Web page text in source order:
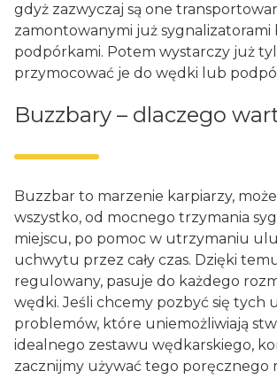
gdyż zazwyczaj są one
zamontowanymi już sygnalizatorami
podpórkami. Potem wystarczy już
przymocować je do wędki lub
Buzzbary – dlaczego
Buzzbar to marzenie karpiarzy,
wszystko, od mocnego trzymania
miejscu, po pomoc w utrzymaniu
uchwytu przez cały czas. Dzięki
regulowany, pasuje do każdego
wędki. Jeśli chcemy pozbyć się tych
problemów, które uniemożliwiają
idealnego zestawu wędkarskiego,
zacznijmy używać tego poręcznego